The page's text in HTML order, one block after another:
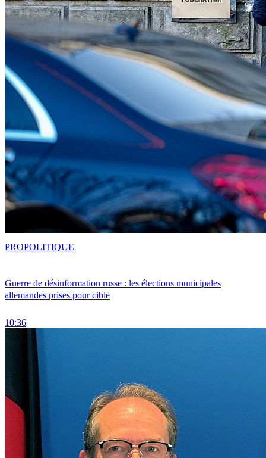
Guerre de désinformation russe : les élections municipales
allemandes prises pour cible
10:36
PROPOLITIQUE